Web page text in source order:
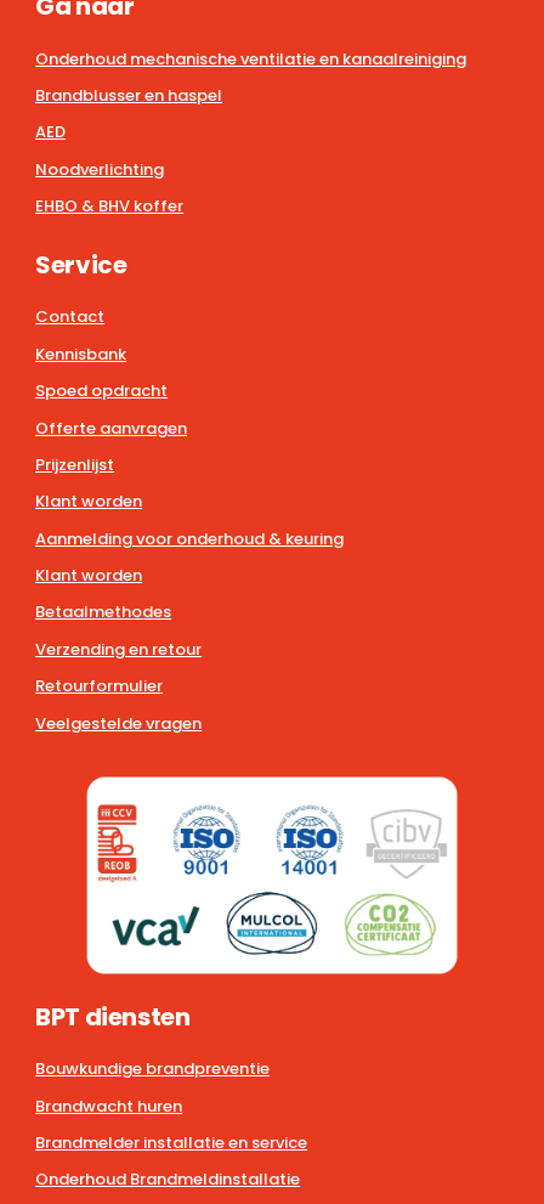
Onderhoud mechanische ventilatie en kanaalreiniging
Brandblusser en haspel
AED
Noodverlichting
EHBO & BHV koffer
Service
Contact
Kennisbank
Spoed opdracht
Offerte aanvragen
Prijzenlijst
Klant worden
Aanmelding voor onderhoud & keuring
Klant worden
Betaalmethodes
Verzending en retour
Retourformulier
Veelgestelde vragen
BPT diensten
Bouwkundige brandpreventie
Brandwacht huren
Brandmelder installatie en service
Onderhoud Brandmeldinstallatie